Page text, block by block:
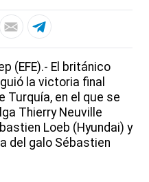
(EFE).- El británico
la victoria final
Turquía, en el que se
Thierry Neuville
Loeb (Hyundai) y
del galo Sébastien